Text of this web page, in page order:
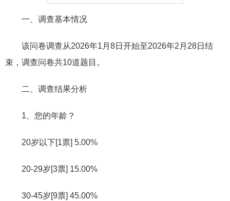
一、调查基本情况
该问卷调查从2026年1月8日开始至2026年2月28日结
束，调查问卷共10道题目。
二、调查结果分析
1、您的年龄？
20岁以下[1票] 5.00%
20-29岁[3票] 15.00%
30-45岁[9票] 45.00%